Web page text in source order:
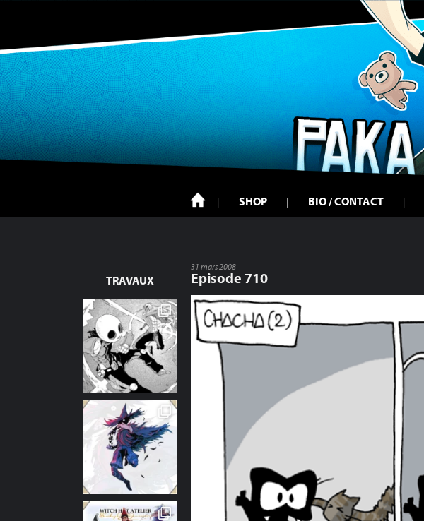
SHOP BIO / CONTACT
TRAVAUX
31 mars 2008
Episode 710